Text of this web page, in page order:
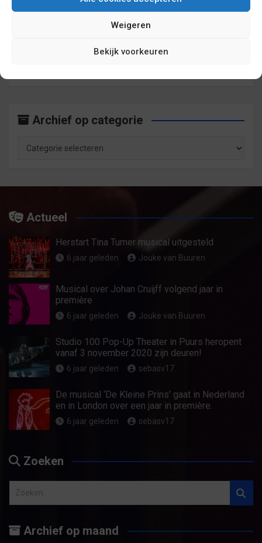
Weigeren
Bekijk voorkeuren
Archief op categorie
categorie
Actueel
Herstart Tina Turner musical uitgesteld
6 jaar geleden Jouke van Buuren
Musical over Johan Cruijff volgend jaar in
première
6 jaar geleden Jouke van Buuren
Studio 100 Pop-Up Theater in Puurs heropent
vanaf 3 november 2020 zijn deuren!
6 jaar geleden sebasv17
De musical ‘De Kleine Prins’ gaat in Nederland
en in London over een jaar in première.
6 jaar geleden sebasv17
Zoeken
k
Archief op maand